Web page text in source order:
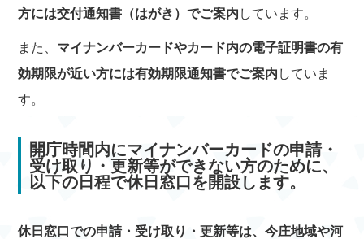
方には交付通知書（はがき）でご案内 しています。
また、 マイナンバーカードやカード内の電子証明書の有
効期限が近い方には有効期限通知書でご案内 していま
す。
開庁時間内にマイナンバーカードの申請・
受け取り・更新等ができない方のために、
以下の日程で休日窓口を開設します。
休日窓口での申請・受け取り・更新等は、今庄地域や河